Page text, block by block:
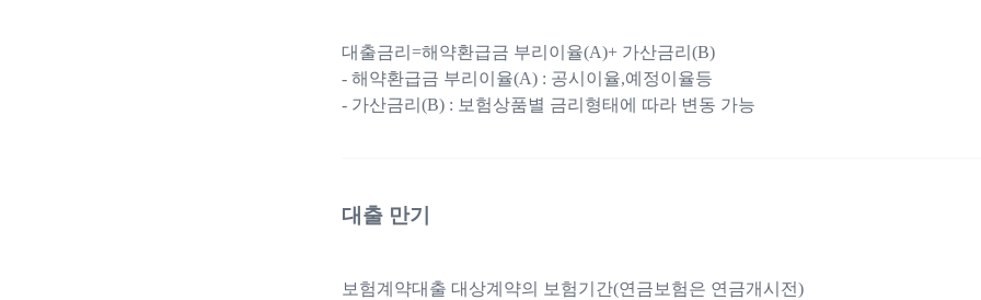
대출금리=해약환급금 부리이율(A)+ 가산금리(B)
- 해약환급금 부리이율(A) : 공시이율,예정이율등
- 가산금리(B) : 보험상품별 금리형태에 따라 변동 가능
대출 만기
보험계약대출 대상계약의 보험기간(연금보험은 연금개시전)